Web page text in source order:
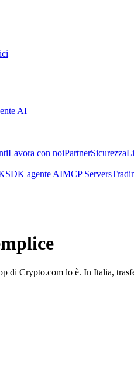
AI
Lavora con noiPartnerSicurezza
SDK agente AIMCP Servers
di Crypto.com lo è. In Italia,